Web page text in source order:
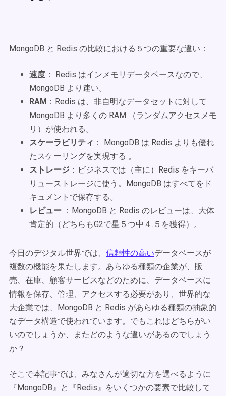
MongoDB と Redis の比較における５つの重要な違い：
速度 ： Redis はインメモリデータベースなので、
MongoDB より速い。
RAM ：Redis は、非自明なデータセットに対して
MongoDB より多くの RAM （ランダムアクセスメモ
リ）が使われる。
スケーラビリティ ： MongoDB は Redis よりも優れ
たスケーリングを実現する 。
ストレージ ：ビジネスでは（主に）Redis をキーバ
リューストレージに使う。MongoDB はすべてをド
キュメントで保存する。
レビュー ：MongoDB と Redis のレビューは、大体
肯定的（どちらもG2で星５つ中４.５を獲得）。
今日のデジタル世界では、 信頼性の高いデータベースが
複数の機能を果たします。あらゆる種類の企業が、販
売、在庫、顧客サービスなどのために、データベースに
情報を保存、管理、アクセスする必要があり、世界的な
大企業では、MongoDB と Redis があらゆる種類の抽象的
なデータ構造で使われています。でもこれはどちらがい
いのでしょうか、またどのような違いがあるのでしょう
か？
そこで本記事では、みなさんが適切な方を選べるように
『MongoDB』と『Redis』をいくつかの要素で比較して